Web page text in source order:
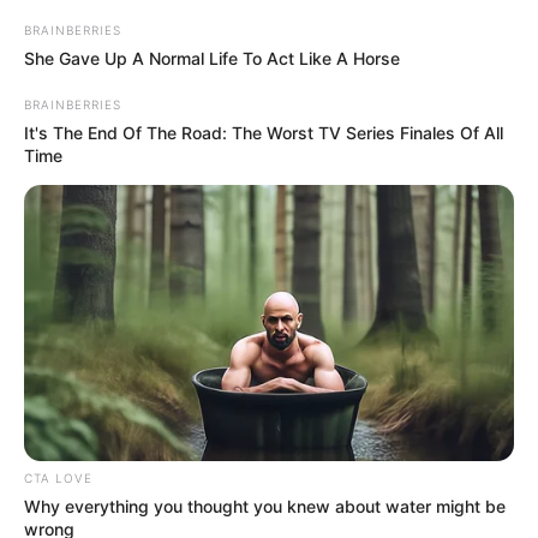
BRAINBERRIES
She Gave Up A Normal Life To Act Like A Horse
BRAINBERRIES
It's The End Of The Road: The Worst TV Series Finales Of All
Time
CTA LOVE
Why everything you thought you knew about water might be
wrong